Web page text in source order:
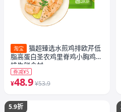
淘宝
猫超臻选水煎鸡排欧芹低
脂高蛋白圣农鸡里脊鸡小胸鸡胸
排生鲜食材
券减¥5
¥48.9 ¥53.9
5.9折